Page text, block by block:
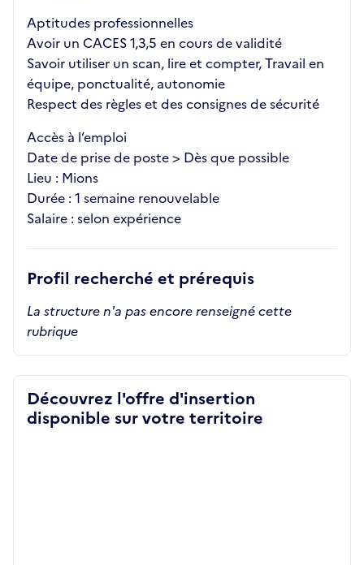
Aptitudes professionnelles
Avoir un CACES 1,3,5 en cours de validité
Savoir utiliser un scan, lire et compter, Travail en
équipe, ponctualité, autonomie
Respect des règles et des consignes de sécurité
Accès à l’emploi
Date de prise de poste > Dès que possible
Lieu : Mions
Durée : 1 semaine renouvelable
Salaire : selon expérience
Profil recherché et prérequis
La structure n'a pas encore renseigné cette
rubrique
Découvrez l'offre d'insertion
disponible sur votre territoire